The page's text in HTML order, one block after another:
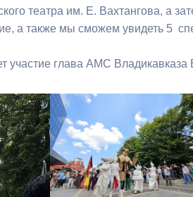
театра им. Е. Вахтангова, а
а также мы сможем увидеть 5
участие глава АМС Владикавказа